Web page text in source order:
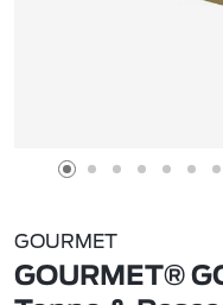
GOURMET
GOURMET®